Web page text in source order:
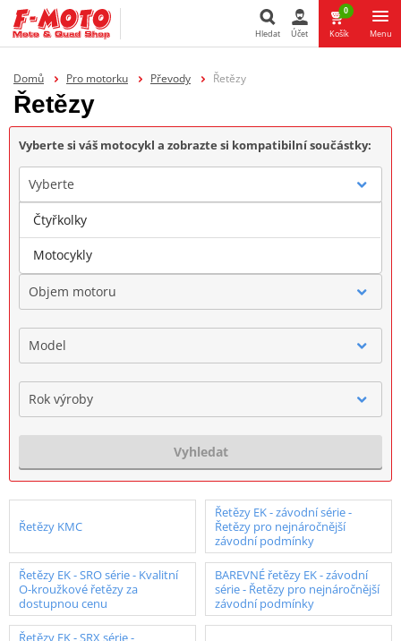
Hledat Účet
0
Košík Menu
Domů Pro motorku Převody Řetězy
Řetězy
Vyberte si váš motocykl a zobrazte si kompatibilní součástky:
Vyberte
Značka
Objem motoru
Model
Rok výroby
Vyhledat
Řetězy KMC
Řetězy EK - závodní série -
Řetězy pro nejnáročnější
závodní podmínky
Řetězy EK - SRO série - Kvalitní
O-kroužkové řetězy za
dostupnou cenu
BAREVNÉ řetězy EK - závodní
série - Řetězy pro nejnáročnější
závodní podmínky
Řetězy EK - SRX série -
Čtyřkolky
Motocykly